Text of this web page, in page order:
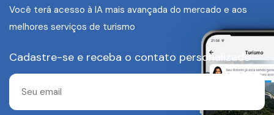
Você terá acesso à IA mais avançada do mercado e aos
melhores serviços de turismo
Cadastre-se e receba o contato personalizado